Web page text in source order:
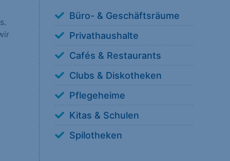
Büro- & Geschäftsräume
Privathaushalte
Cafés & Restaurants
Clubs & Diskotheken
Pflegeheime
Kitas & Schulen
Spilotheken
Sie tun
von externen